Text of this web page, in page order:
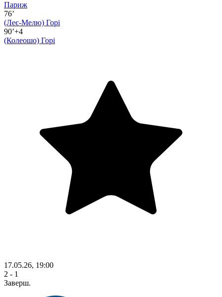
Париж
76’
(Леє-Мелю) Горі
90’+4
(Колеошо) Горі
17.05.26, 19:00
2 - 1
Заверш.